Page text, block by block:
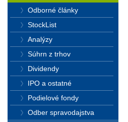
Odborné články
StockList
Analýzy
Súhrn z trhov
Dividendy
IPO a ostatné
Podielové fondy
Odber spravodajstva